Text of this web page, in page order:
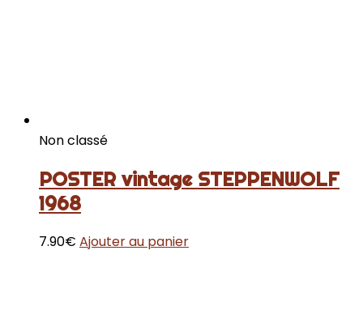
Non classé
POSTER vintage STEPPENWOLF
1968
7.90€ Ajouter au panier